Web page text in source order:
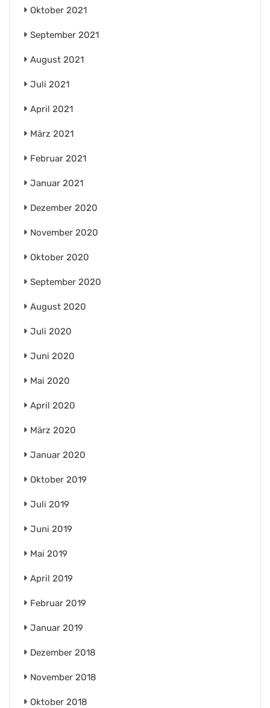
Oktober 2021
September 2021
August 2021
Juli 2021
April 2021
März 2021
Februar 2021
Januar 2021
Dezember 2020
November 2020
Oktober 2020
September 2020
August 2020
Juli 2020
Juni 2020
Mai 2020
April 2020
März 2020
Januar 2020
Oktober 2019
Juli 2019
Juni 2019
Mai 2019
April 2019
Februar 2019
Januar 2019
Dezember 2018
November 2018
Oktober 2018